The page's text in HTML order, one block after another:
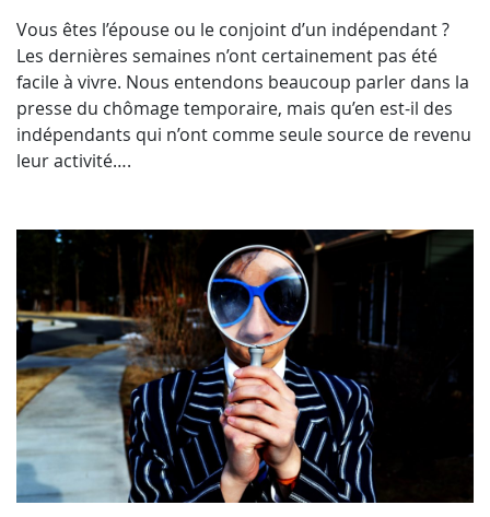
Vous êtes l’épouse ou le conjoint d’un indépendant ?
Les dernières semaines n’ont certainement pas été
facile à vivre. Nous entendons beaucoup parler dans la
presse du chômage temporaire, mais qu’en est-il des
indépendants qui n’ont comme seule source de revenu
leur activité….